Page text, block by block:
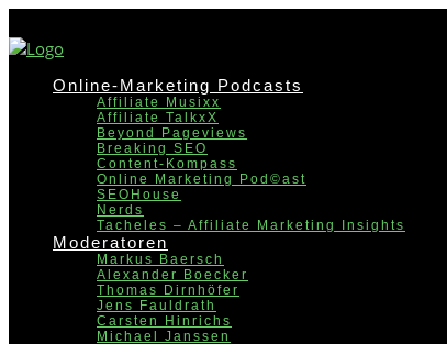
Online-Marketing Podcasts
Affiliate Musixx
Affiliate TalkxX
Beyond Pageviews
Breaking SEO
Content-Kompass
Online Marketing Pod©ast
SEOHouse
Nerds
Tacheles – Affiliate Marketing Insights
Moderatoren
Markus Baersch
Alexander Boecker
Thomas Dirnhöfer
Jens Fauldrath
Carsten Hinrichs
Michael Janssen